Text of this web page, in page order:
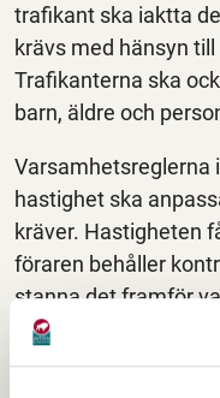
trafikant ska iaktta
krävs med hänsyn
Trafikanterna ska
barn, äldre och
Varsamhetsreglerna
hastighet ska
kräver. Hastigheten
föraren behåller
stanna det framför
Föraren av ett
formell fartgräns